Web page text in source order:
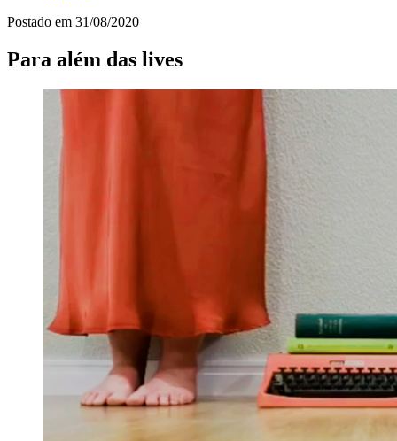
Postado em 31/08/2020
Para além das lives